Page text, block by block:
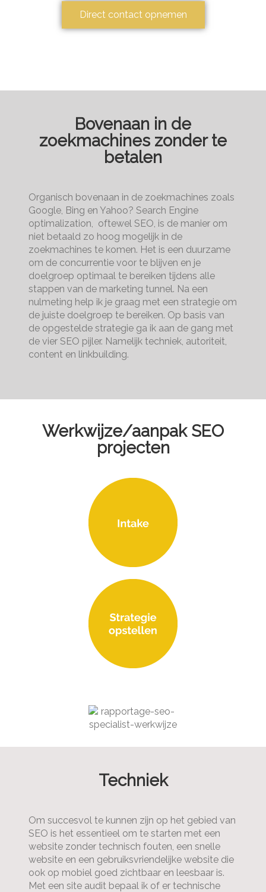
Direct contact opnemen
Bovenaan in de
zoekmachines zonder te
betalen
Organisch bovenaan in de zoekmachines zoals
Google, Bing en Yahoo? Search Engine
optimalization, oftewel SEO, is de manier om
niet betaald zo hoog mogelijk in de
zoekmachines te komen. Het is een duurzame
om de concurrentie voor te blijven en je
doelgroep optimaal te bereiken tijdens alle
stappen van de marketing tunnel. Na een
nulmeting help ik je graag met een strategie om
de juiste doelgroep te bereiken. Op basis van
de opgestelde strategie ga ik aan de gang met
de vier SEO pijler. Namelijk techniek, autoriteit,
content en linkbuilding.
Werkwijze/aanpak SEO
projecten
Techniek
Om succesvol te kunnen zijn op het gebied van
SEO is het essentieel om te starten met een
website zonder technisch fouten, een snelle
website en een gebruiksvriendelijke website die
ook op mobiel goed zichtbaar en leesbaar is.
Met een site audit bepaal ik of er technische